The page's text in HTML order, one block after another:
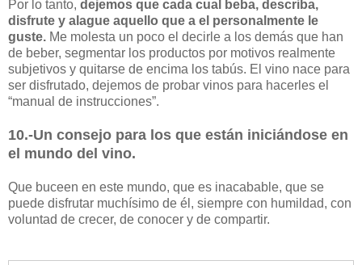
Por lo tanto, dejemos que cada cual beba, describa,
disfrute y alague aquello que a el personalmente le
guste. Me molesta un poco el decirle a los demás que han
de beber, segmentar los productos por motivos realmente
subjetivos y quitarse de encima los tabús. El vino nace para
ser disfrutado, dejemos de probar vinos para hacerles el
“manual de instrucciones”.
10.-Un consejo para los que están iniciándose en
el mundo del vino.
Que buceen en este mundo, que es inacabable, que se
puede disfrutar muchísimo de él, siempre con humildad, con
voluntad de crecer, de conocer y de compartir.